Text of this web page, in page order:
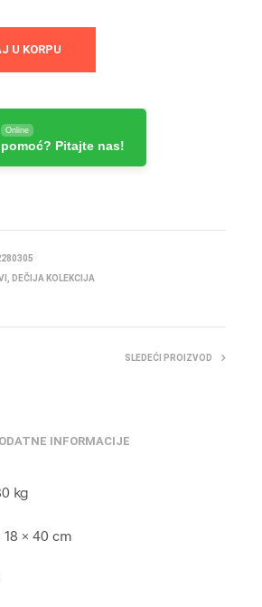
U KORPU
Online
Pitajte nas!
DEČIJA KOLEKCIJA
SLEDEĆI PROIZVOD
INFORMACIJE
kg
18 × 40 cm